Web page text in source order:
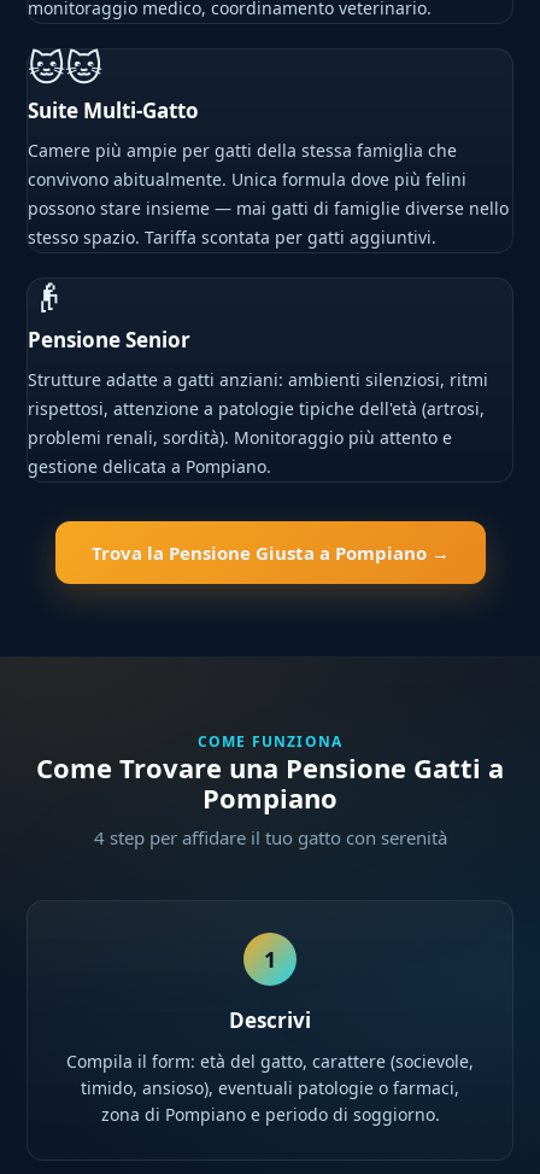
monitoraggio medico, coordinamento veterinario.
🐱🐱
Suite Multi-Gatto
Camere più ampie per gatti della stessa famiglia che
convivono abitualmente. Unica formula dove più felini
possono stare insieme — mai gatti di famiglie diverse nello
stesso spazio. Tariffa scontata per gatti aggiuntivi.
👴
Pensione Senior
Strutture adatte a gatti anziani: ambienti silenziosi, ritmi
rispettosi, attenzione a patologie tipiche dell'età (artrosi,
problemi renali, sordità). Monitoraggio più attento e
gestione delicata a Pompiano.
Trova la Pensione Giusta a Pompiano →
COME FUNZIONA
Come Trovare una Pensione Gatti a
Pompiano
4 step per affidare il tuo gatto con serenità
1
Descrivi
Compila il form: età del gatto, carattere (socievole,
timido, ansioso), eventuali patologie o farmaci,
zona di Pompiano e periodo di soggiorno.